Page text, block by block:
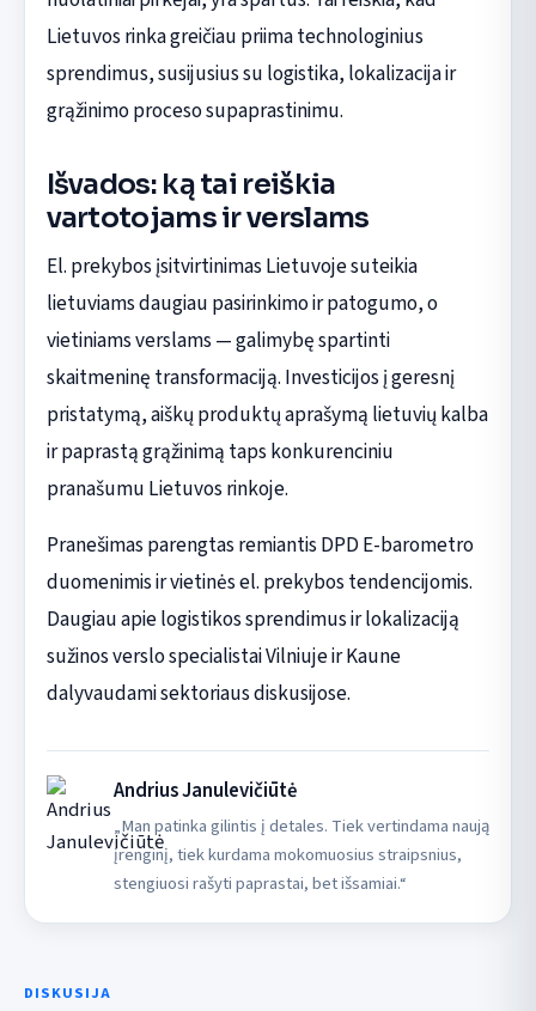
Lietuvos rinka greičiau priima technologinius
sprendimus, susijusius su logistika, lokalizacija ir
grąžinimo proceso supaprastinimu.
Išvados: ką tai reiškia
vartotojams ir verslams
El. prekybos įsitvirtinimas Lietuvoje suteikia
lietuviams daugiau pasirinkimo ir patogumo, o
vietiniams verslams — galimybę spartinti
skaitmeninę transformaciją. Investicijos į geresnį
pristatymą, aiškų produktų aprašymą lietuvių kalba
ir paprastą grąžinimą taps konkurenciniu
pranašumu Lietuvos rinkoje.
Pranešimas parengtas remiantis DPD E-barometro
duomenimis ir vietinės el. prekybos tendencijomis.
Daugiau apie logistikos sprendimus ir lokalizaciją
sužinos verslo specialistai Vilniuje ir Kaune
dalyvaudami sektoriaus diskusijose.
Andrius Janulevičiūtė
„Man patinka gilintis į detales. Tiek vertindama naują
įrenginį, tiek kurdama mokomuosius straipsnius,
stengiuosi rašyti paprastai, bet išsamiai.“
DISKUSIJA